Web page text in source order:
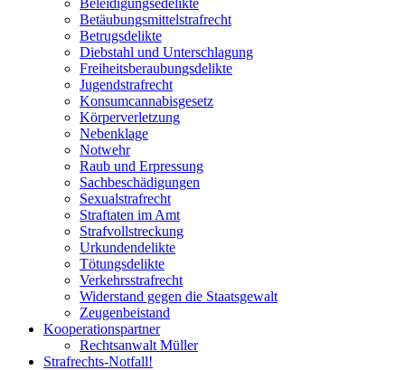
Betäubungsmittelstrafrecht
Betrugsdelikte
Diebstahl und Unterschlagung
Freiheitsberaubungsdelikte
Jugendstrafrecht
Konsumcannabisgesetz
Körperverletzung
Nebenklage
Notwehr
Raub und Erpressung
Sachbeschädigungen
Sexualstrafrecht
Straftaten im Amt
Strafvollstreckung
Urkundendelikte
Tötungsdelikte
Verkehrsstrafrecht
Widerstand gegen die Staatsgewalt
Zeugenbeistand
Kooperationspartner
Rechtsanwalt Müller
Strafrechts-Notfall!